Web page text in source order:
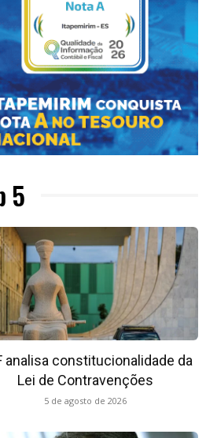
5
analisa constitucionalidade da
Lei de Contravenções
5 de agosto de 2026